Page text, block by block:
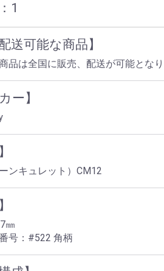
1
送可能な商品】
品は全国に販売、配送が可能となり
ー】
ンキュレット）CM12
㎜
号：#522 角柄